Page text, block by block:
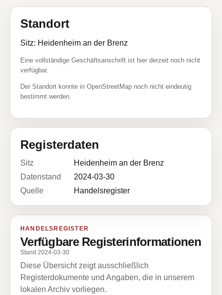
Standort
Sitz: Heidenheim an der Brenz
Eine vollständige Geschäftsanschrift ist hier derzeit noch nicht
verfügbar.
Der Standort konnte in OpenStreetMap noch nicht eindeutig
bestimmt werden.
Registerdaten
Sitz
Heidenheim an der Brenz
Datenstand
2024-03-30
Quelle
Handelsregister
HANDELSREGISTER
Verfügbare Registerinformationen
Stand 2024-03-30
Diese Übersicht zeigt ausschließlich
Registerdokumente und Angaben, die in unserem
lokalen Archiv vorliegen.